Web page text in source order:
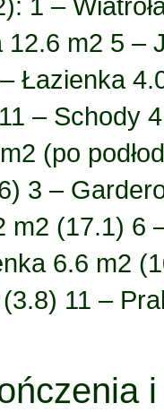
12.6 m2 5 –
Łazienka
– Schody
(po
3 –
m2 (17.1) 6
6.6 m2
11 –